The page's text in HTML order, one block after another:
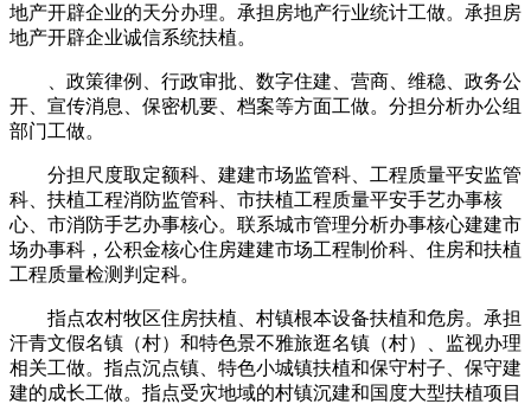
地产开辟企业的天分办理。承担房地产行业统计工做。承担房
地产开辟企业诚信系统扶植。
、政策律例、行政审批、数字住建、营商、维稳、政务公
开、宣传消息、保密机要、档案等方面工做。分担分析办公组
部门工做。
分担尺度取定额科、建建市场监管科、工程质量平安监管
科、扶植工程消防监管科、市扶植工程质量平安手艺办事核
心、市消防手艺办事核心。联系城市管理分析办事核心建建市
场办事科，公积金核心住房建建市场工程制价科、住房和扶植
工程质量检测判定科。
指点农村牧区住房扶植、村镇根本设备扶植和危房。承担
汗青文假名镇（村）和特色景不雅旅逛名镇（村）、监视办理
相关工做。指点沉点镇、特色小城镇扶植和保守村子、保守建
建的成长工做。指点受灾地域的村镇沉建和国度大型扶植项目